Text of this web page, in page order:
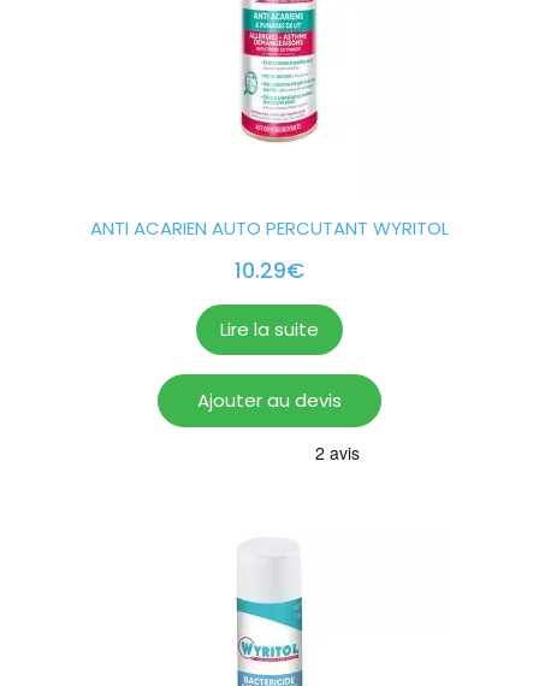
ANTI ACARIEN AUTO PERCUTANT WYRITOL
10.29€
Lire la suite
Ajouter au devis